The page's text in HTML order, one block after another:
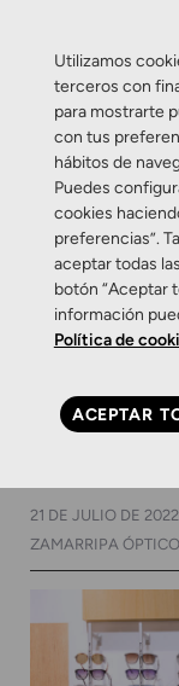
mirada
Consejos
Este
todo
21 DE JULIO DE 2022
ZAMARRIPA
Utilizamos
terceros con
para mostrarte
con tus
hábitos de
Puedes
cookies
preferencias”.
aceptar todas
botón “Aceptar
información
Política de
ACEPTAR